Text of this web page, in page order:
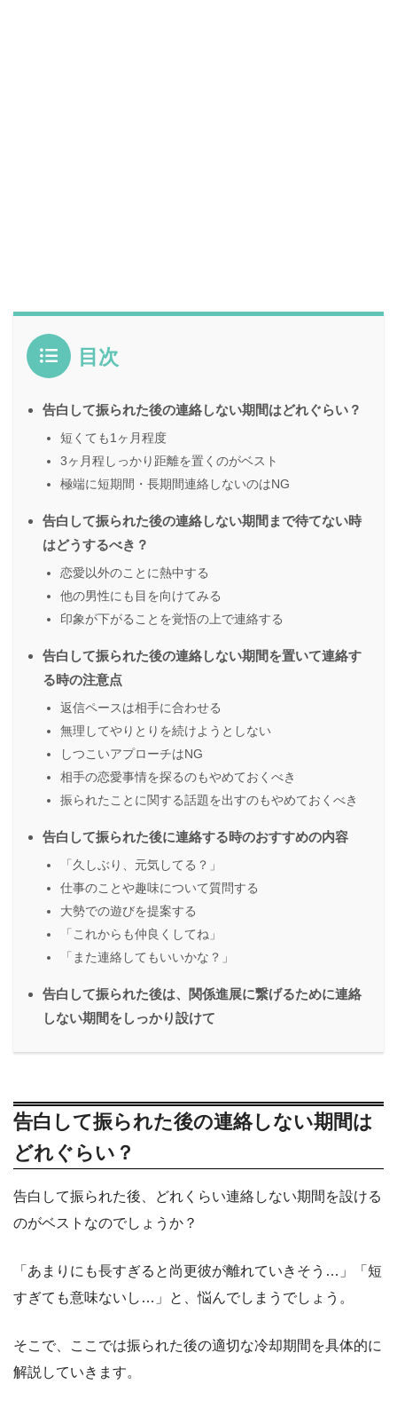
目次
告白して振られた後の連絡しない期間はどれぐらい？
短くても1ヶ月程度
3ヶ月程しっかり距離を置くのがベスト
極端に短期間・長期間連絡しないのはNG
告白して振られた後の連絡しない期間まで待てない時
はどうするべき？
恋愛以外のことに熱中する
他の男性にも目を向けてみる
印象が下がることを覚悟の上で連絡する
告白して振られた後の連絡しない期間を置いて連絡す
る時の注意点
返信ペースは相手に合わせる
無理してやりとりを続けようとしない
しつこいアプローチはNG
相手の恋愛事情を探るのもやめておくべき
振られたことに関する話題を出すのもやめておくべき
告白して振られた後に連絡する時のおすすめの内容
「久しぶり、元気してる？」
仕事のことや趣味について質問する
大勢での遊びを提案する
「これからも仲良くしてね」
「また連絡してもいいかな？」
告白して振られた後は、関係進展に繋げるために連絡
しない期間をしっかり設けて
告白して振られた後の連絡しない期間は
どれぐらい？
告白して振られた後、どれくらい連絡しない期間を設ける
のがベストなのでしょうか？
「あまりにも長すぎると尚更彼が離れていきそう…」「短
すぎても意味ないし…」と、悩んでしまうでしょう。
そこで、ここでは振られた後の適切な冷却期間を具体的に
解説していきます。